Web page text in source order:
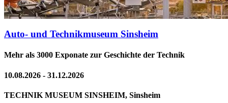
Auto- und Technikmuseum Sinsheim
Mehr als 3000 Exponate zur Geschichte der Technik
10.08.2026 - 31.12.2026
TECHNIK MUSEUM SINSHEIM, Sinsheim